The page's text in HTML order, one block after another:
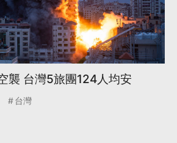
襲 台灣5旅團124人均安
台灣